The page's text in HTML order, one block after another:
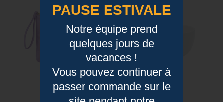
PAUSE ESTIVALE
Notre équipe prend
quelques jours de
vacances !
Vous pouvez continuer à
passer commande sur le